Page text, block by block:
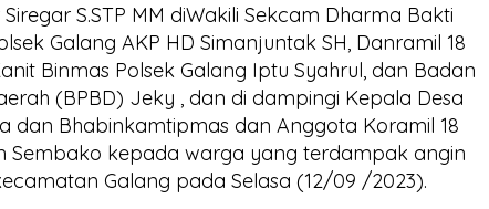
S.STP MM diWakili Sekcam Dharma Bakti
Galang AKP HD Simanjuntak SH, Danramil 18
Binmas Polsek Galang Iptu Syahrul, dan Badan
(BPBD) Jeky , dan di dampingi Kepala Desa
dan Bhabinkamtipmas dan Anggota Koramil 18
Sembako kepada warga yang terdampak angin
Galang pada Selasa (12/09 /2023).